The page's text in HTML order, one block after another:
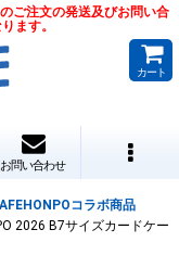
ご注文の発送及びお問い合
ます。
カート
お問い合わせ
コラボ商品
2026 B7サイズカードケー